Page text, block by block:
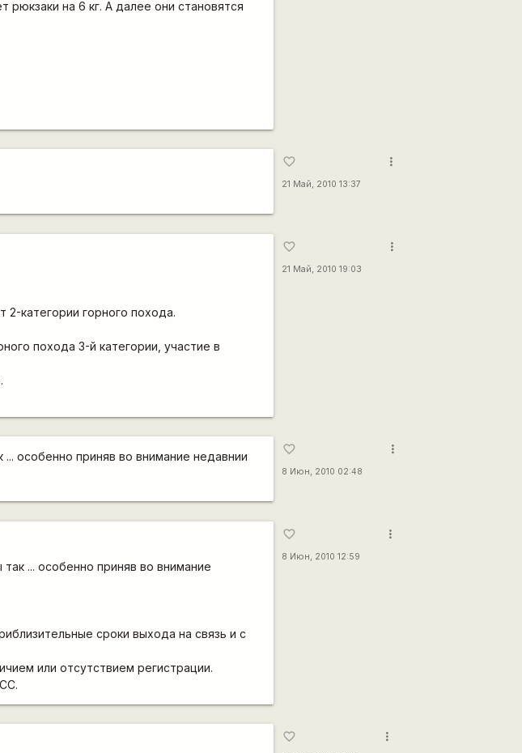
на 6 кг. А далее они становятся
favorite_border
21 Май, 2010 13:37
more_vert
категории горного похода.
похода 3-й категории, участие в
favorite_border
21 Май, 2010 19:03
more_vert
особенно приняв во внимание недавнии
favorite_border
8 Июн, 2010 02:48
more_vert
... особенно приняв во внимание
сроки выхода на связь и с
или отсутствием регистрации.
favorite_border
8 Июн, 2010 12:59
more_vert
favorite_border more_vert